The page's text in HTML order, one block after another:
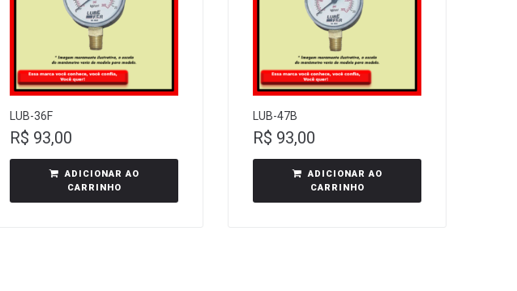
LUB-36F
R$ 93,00
ADICIONAR AO
CARRINHO
LUB-47B
R$ 93,00
ADICIONAR AO
CARRINHO